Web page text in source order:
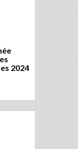
2024